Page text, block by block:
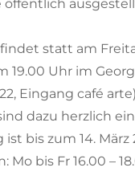
öffentlich
statt am
19.00 Uhr im
Eingang café
dazu herzlich
bis zum 14. März
Mo bis Fr 16.00 –